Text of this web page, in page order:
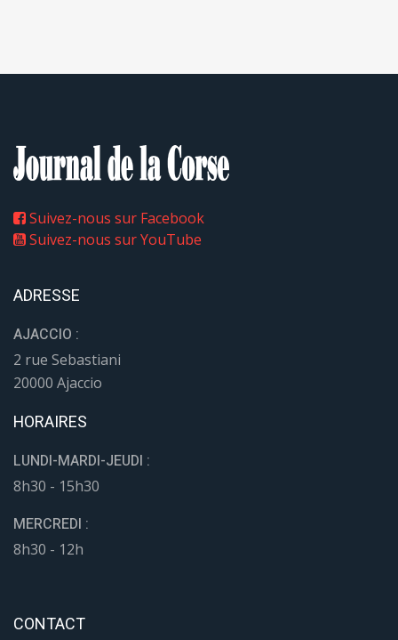
Suivez-nous sur Facebook
Suivez-nous sur YouTube
ADRESSE
AJACCIO :
2 rue Sebastiani
20000 Ajaccio
HORAIRES
LUNDI-MARDI-JEUDI :
8h30 - 15h30
MERCREDI :
8h30 - 12h
CONTACT